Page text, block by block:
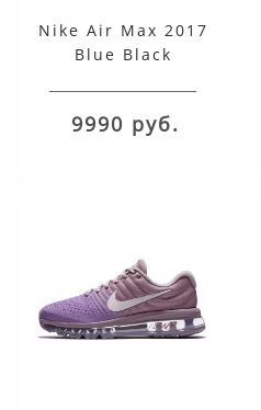
Nike Air Max 2017
Blue Black
9990 руб.